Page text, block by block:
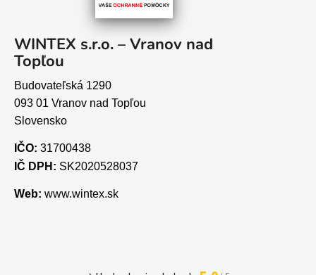
WINTEX s.r.o. – Vranov nad
Topľou
Budovateľská 1290
093 01 Vranov nad Topľou
Slovensko
IČO: 31700438
IČ DPH: SK2020528037
Web: www.wintex.sk